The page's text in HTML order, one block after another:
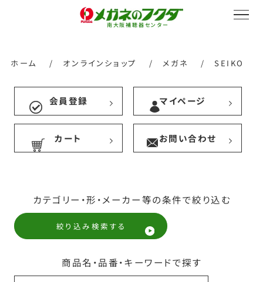
南大阪補聴器センター
採用情報
オンラインストア
ホーム / オンラインショップ / メガネ / SEIKO
会員登録 マイページ
カート お問い合わせ
カテゴリー・形・メーカー等の条件で絞り込む
絞り込み検索する
商品名・品番・キーワードで探す